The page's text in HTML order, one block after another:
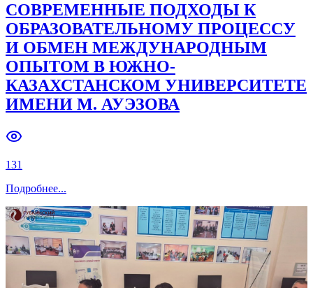
СОВРЕМЕННЫЕ ПОДХОДЫ К
ОБРАЗОВАТЕЛЬНОМУ ПРОЦЕССУ
И ОБМЕН МЕЖДУНАРОДНЫМ
ОПЫТОМ В ЮЖНО-
КАЗАХСТАНСКОМ УНИВЕРСИТЕТЕ
ИМЕНИ М. АУЭЗОВА
131
Подробнее...